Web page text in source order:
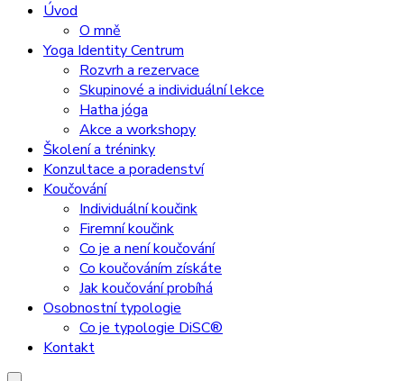
Úvod
O mně
Yoga Identity Centrum
Rozvrh a rezervace
Skupinové a individuální lekce
Hatha jóga
Akce a workshopy
Školení a tréninky
Konzultace a poradenství
Koučování
Individuální koučink
Firemní koučink
Co je a není koučování
Co koučováním získáte
Jak koučování probíhá
Osobnostní typologie
Co je typologie DiSC®
Kontakt